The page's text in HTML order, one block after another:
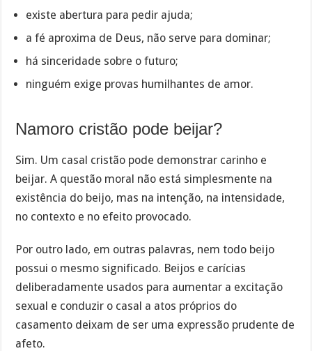
existe abertura para pedir ajuda;
a fé aproxima de Deus, não serve para dominar;
há sinceridade sobre o futuro;
ninguém exige provas humilhantes de amor.
Namoro cristão pode beijar?
Sim. Um casal cristão pode demonstrar carinho e
beijar. A questão moral não está simplesmente na
existência do beijo, mas na intenção, na intensidade,
no contexto e no efeito provocado.
Por outro lado, em outras palavras, nem todo beijo
possui o mesmo significado. Beijos e carícias
deliberadamente usados para aumentar a excitação
sexual e conduzir o casal a atos próprios do
casamento deixam de ser uma expressão prudente de
afeto.